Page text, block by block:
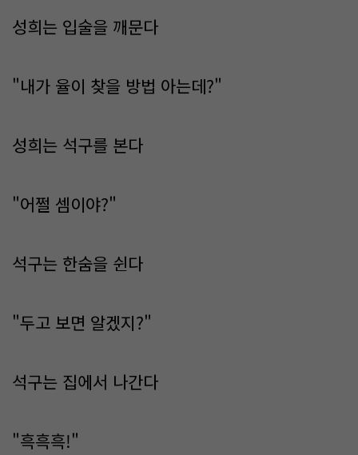
성희는 입술을 깨문다
"내가 율이 찾을 방법 아는데?"
성희는 석구를 본다
"어쩔 셈이야?"
석구는 한숨을 쉰다
"두고 보면 알겠지?"
석구는 집에서 나간다
"흑흑흑!"